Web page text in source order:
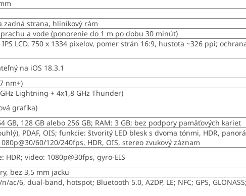
zadná strana, hliníkový rám
a vode (ponorenie do 1 m po dobu 30 minút)
LCD, 750 x 1334 pixelov, pomer strán 16:9, hustota ~326 ppi;
na iOS 18.3.1
nm+)
Lightning + 4x1,8 GHz Thunder)
grafika)
GB, 128 GB alebo 256 GB; RAM: 3 GB; bez podpory pamäťových kariet
PDAF, OIS; funkcie: štvoritý LED blesk s dvoma tónmi, HDR,
60/120/240fps, HDR, OIS, stereo zvukový záznam
HDR; video: 1080p@30fps, gyro-EIS
bez 3,5 mm jacku
ac/6, dual-band, hotspot; Bluetooth 5.0, A2DP, LE; NFC; GPS,